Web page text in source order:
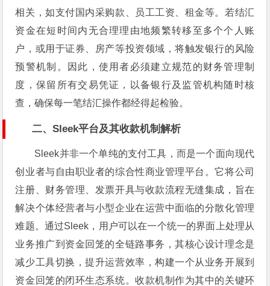
相关，如支付国内采购款、员工工资、租金等。若结汇
资金在短时间内无合理理由地频繁转移至多个个人账
户，或用于证券、房产等投资领域，将触发银行的风险
预警机制。因此，使用者必须建立规范的财务管理制
度，保留所有交易凭证，以备银行及监管机构随时核
查，确保每一笔结汇操作都经得起检验。
二、Sleek平台及其收款机制解析
Sleek并非一个单纯的支付工具，而是一个面向现代
创业者与自由职业者的综合性商业管理平台。它将公司
注册、财务管理、发票开具与收款流程无缝集成，旨在
解决个体经营者与小型企业在运营中面临的分散化管理
难题。通过Sleek，用户可以在一个统一的界面上处理从
业务推广到资金回笼的全链路事务，其核心设计理念是
减少工具切换，提升运营效率，构建一个从业务开展到
资金回笼的闭环生态系统。收款机制作为其中的关键环